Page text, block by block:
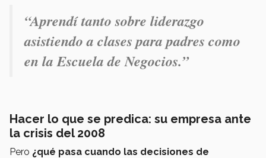
“Aprendí tanto sobre liderazgo
asistiendo a clases para padres como
en la Escuela de Negocios.”
Hacer lo que se predica: su empresa ante
la crisis del 2008
Pero ¿qué pasa cuando las decisiones de